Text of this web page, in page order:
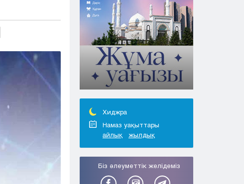
Караганда
Кокшетау
Костанай
Кызылорда
Павлодар
Петропавловск
Семей
Талдыкорган
Тараз
Туркестан
Уральск
Усть-Каменогорск
Шымкент
Хиджра
Намаз уақыттары
айлық
жылдық
Біз әлеуметтік желідеміз